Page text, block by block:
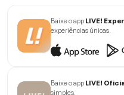
Baixe o appLIVE!
experiências únicas.
Baixe o appLIVE!
simples.